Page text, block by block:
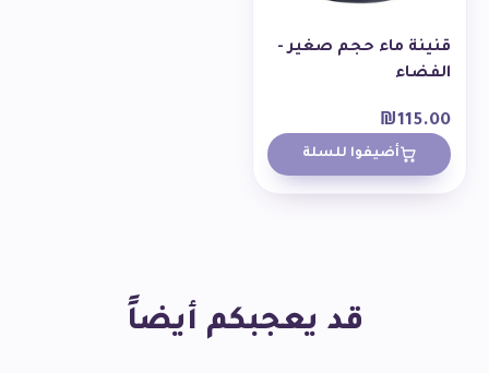
قنينة ماء حجم صغير -
الفضاء
₪115.00
أضيفوا للسلة
قد يعجبكم أيضاً